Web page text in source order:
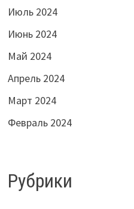
Июль 2024
Июнь 2024
Май 2024
Апрель 2024
Март 2024
Февраль 2024
Рубрики